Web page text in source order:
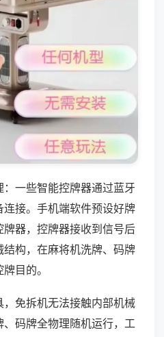
一些智能控牌器通过蓝牙
接。手机端软件预设好牌
器，控牌器接收到信号后
构，在麻将机洗牌、码牌
目的。
免拆机无法接触内部机械
码牌全物理随机运行，工